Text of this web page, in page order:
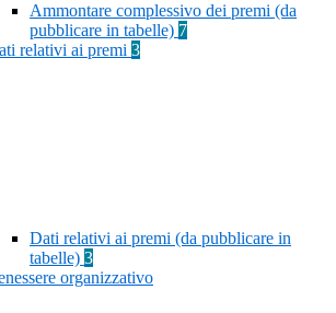
Ammontare complessivo dei premi (da
pubblicare in tabelle) 7
relativi ai premi 3
Dati relativi ai premi (da pubblicare in
tabelle) 3
organizzativo